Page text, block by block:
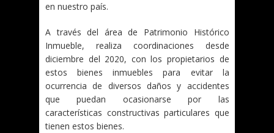
en nuestro país.
A través del área de Patrimonio Histórico
Inmueble, realiza coordinaciones desde
diciembre del 2020, con los propietarios de
estos bienes inmuebles para evitar la
ocurrencia de diversos daños y accidentes
que puedan ocasionarse por las
características constructivas particulares que
tienen estos bienes.